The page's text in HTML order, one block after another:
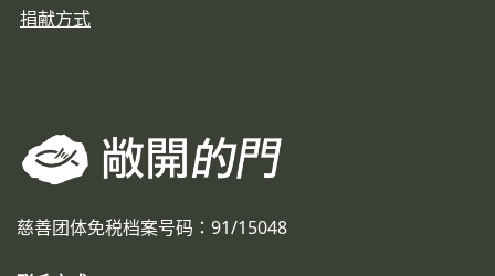
捐献方式
慈善团体免税档案号码：91/15048